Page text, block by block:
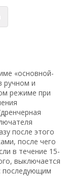
цеха
«основной-
ручном и
режиме при
после этого
после чего
в течение 15-
выключается
последующим